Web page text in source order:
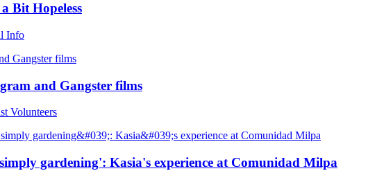
Bit Hopeless
Info
and Gangster films
Volunteers
gardening': Kasia's experience at Comunidad Milpa